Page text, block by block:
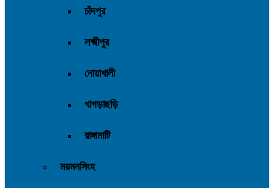
চাঁদপুর
লক্ষ্মীপুর
নোয়াখালী
খাগড়াছড়ি
রাঙ্গামাটি
ময়মনসিংহ